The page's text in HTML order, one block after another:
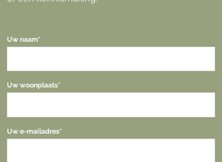
Uw naam*
Uw woonplaats*
Uw e-mailadres*